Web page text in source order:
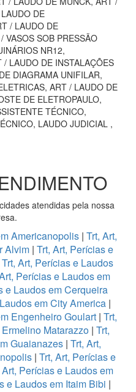
DE
/ LAUDO DE
VASOS SOB PRESSÃO
NR12,
LAUDO DE INSTALAÇÕES
DIAGRAMA UNIFILAR,
ART / LAUDO DE
DE ELETROPAULO,
TÉCNICO,
LAUDO JUDICIAL ,
atendidas pela nossa
Americanopolis | Trt, Art,
Alvim | Trt, Art, Perícias e
Trt, Art, Perícias e Laudos
Perícias e Laudos em
e Laudos em Cerqueira
em City America |
Engenheiro Goulart | Trt,
Matarazzo | Trt,
Guaianazes | Trt, Art,
| Trt, Art, Perícias e
Art, Perícias e Laudos em
e Laudos em Itaim Bibi |